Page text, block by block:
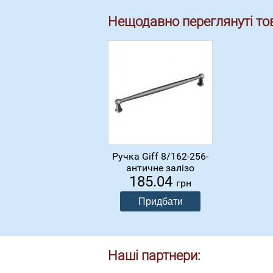
Нещодавно переглянуті
Ручка Giff 8/162-256-
античне залізо
185.04 грн
Наші партнери: